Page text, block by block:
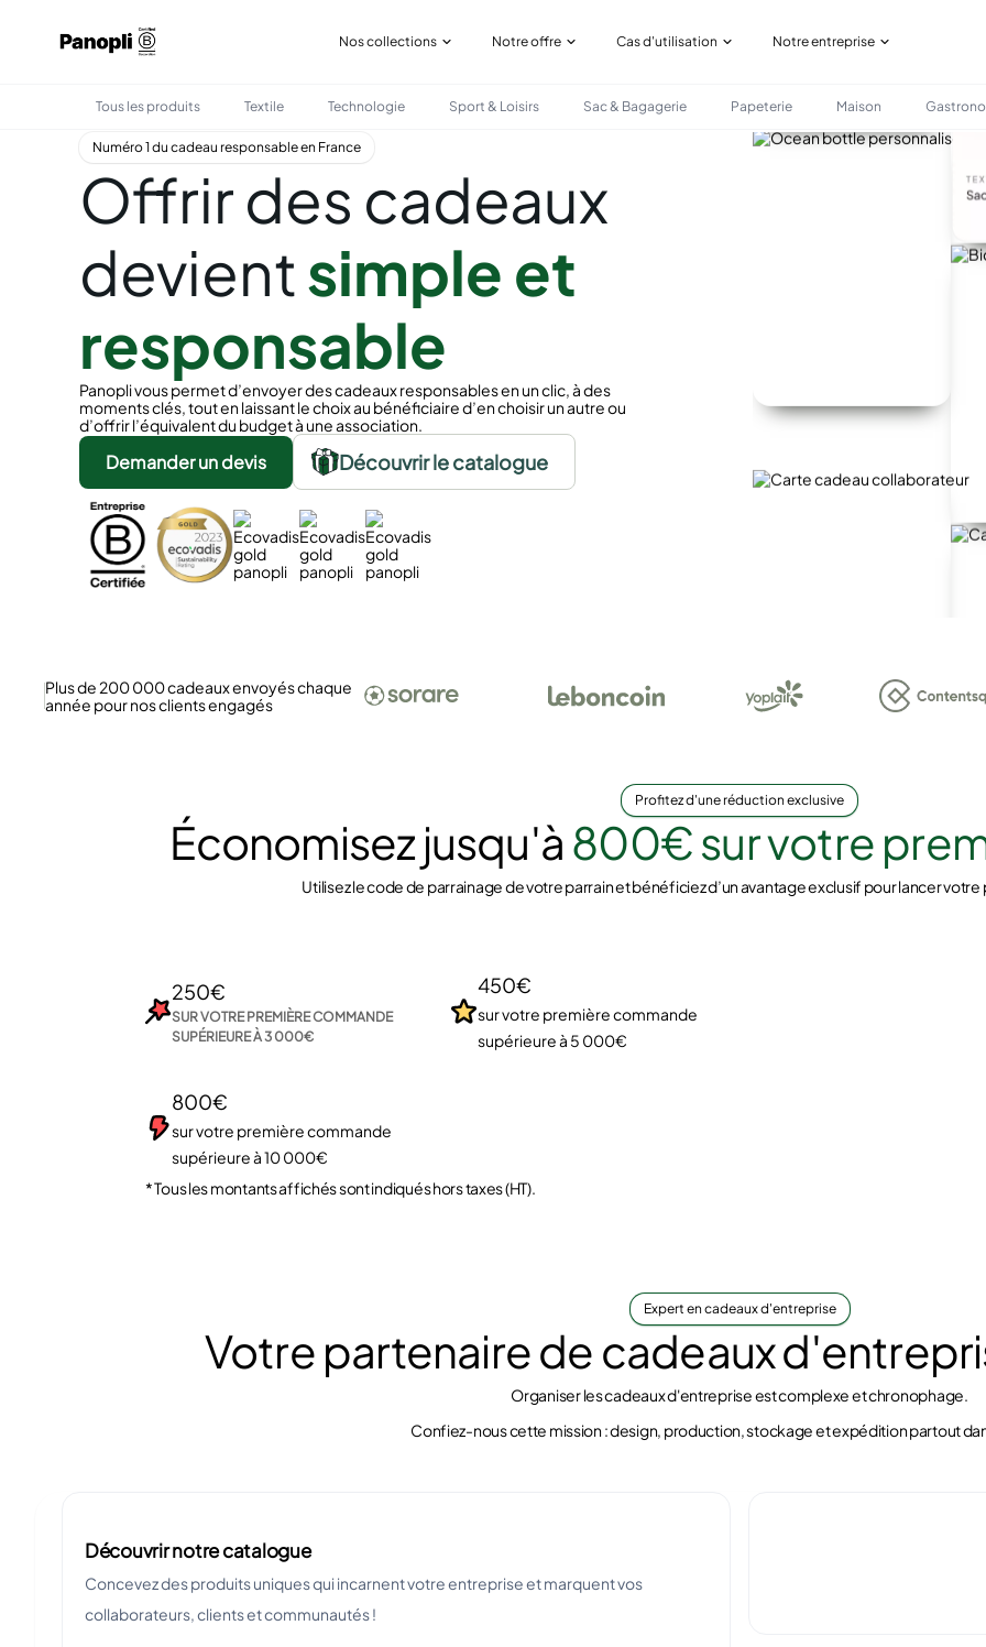
Nos collections Notre offre Cas d'utilisation Notre entreprise
Tous les produits Textile Technologie Sport & Loisirs Sac & Bagagerie Papeterie Maison
Numéro 1 du cadeau responsable en France
Offrir des cadeaux
devientsimple et
responsable
Panopli vous permet d’envoyer des cadeaux responsables en un clic, à des
moments clés, tout en laissant le choix au bénéficiaire d’en choisir un autre ou
d’offrir l’équivalent du budget à une association.
Demander un devis Découvrir le catalogue
Plus de 200 000 cadeaux envoyés chaque
année pour nos clients engagés
Profitez d'une réduction exclusive
Économisez jusqu'à800€ sur votre
Utilisez le code de parrainage de votre parrain et bénéficiez d’un avantage exclusif pour lancer
250€
SUR VOTRE PREMIÈRE COMMANDE
SUPÉRIEURE À 3 000€
450€
sur votre première commande
supérieure à 5 000€
800€
sur votre première commande
supérieure à 10 000€
* Tous les montants affichés sont indiqués hors taxes (HT).
Expert en cadeaux d'entreprise
Votre partenaire de cadeaux
Organiser les cadeaux d'entreprise est complexe et chronophage.
Confiez-nous cette mission : design, production, stockage et expédition partout
Découvrir notre catalogue
Concevez des produits uniques qui incarnent votre entreprise et marquent vos
collaborateurs, clients et communautés !